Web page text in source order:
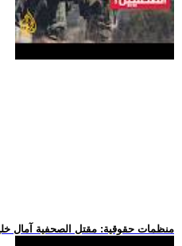
.. منظمات حقوقية: مقتل الصحفية آمال